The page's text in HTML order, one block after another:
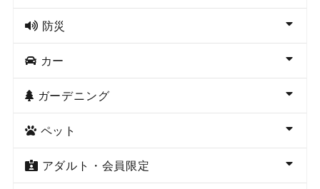
防災
カー
ガーデニング
ペット
アダルト・会員限定